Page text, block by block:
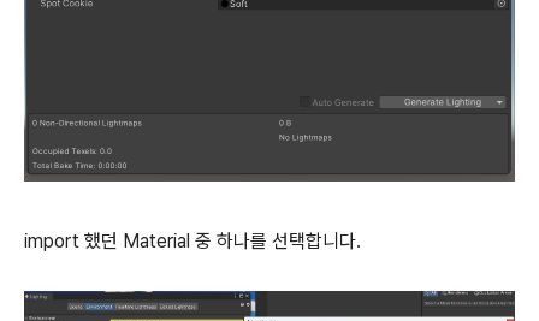
import 했던 Material 중 하나를 선택합니다.